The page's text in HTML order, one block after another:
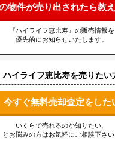
物件が売り出されたら教え
『ハイライフ恵比寿』の販売情報を
優先的にお知らせいたします。
ハイライフ恵比寿を売りたい
今すぐ無料売却査定をした
いくらで売れるのか知りたい、
とお悩みの方はお気軽にご相談下さい